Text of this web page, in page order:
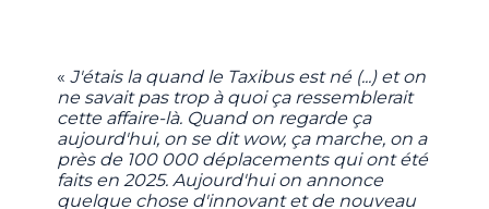
«J'étais la quand le Taxibus est né (...) et on
ne savait pas trop à quoi ça ressemblerait
cette affaire-là. Quand on regarde ça
aujourd'hui, on se dit wow, ça marche, on a
près de 100 000 déplacements qui ont été
faits en 2025. Aujourd'hui on annonce
quelque chose d'innovant et de nouveau